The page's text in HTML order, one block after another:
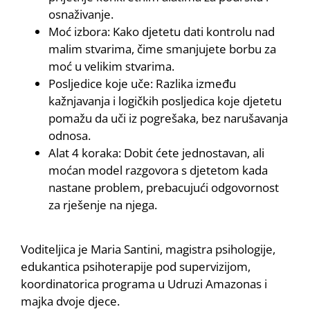
osnaživanje.
Moć izbora: Kako djetetu dati kontrolu nad
malim stvarima, čime smanjujete borbu za
moć u velikim stvarima.
Posljedice koje uče: Razlika između
kažnjavanja i logičkih posljedica koje djetetu
pomažu da uči iz pogrešaka, bez narušavanja
odnosa.
Alat 4 koraka: Dobit ćete jednostavan, ali
moćan model razgovora s djetetom kada
nastane problem, prebacujući odgovornost
za rješenje na njega.
Voditeljica je Maria Santini, magistra psihologije,
edukantica psihoterapije pod supervizijom,
koordinatorica programa u Udruzi Amazonas i
majka dvoje djece.